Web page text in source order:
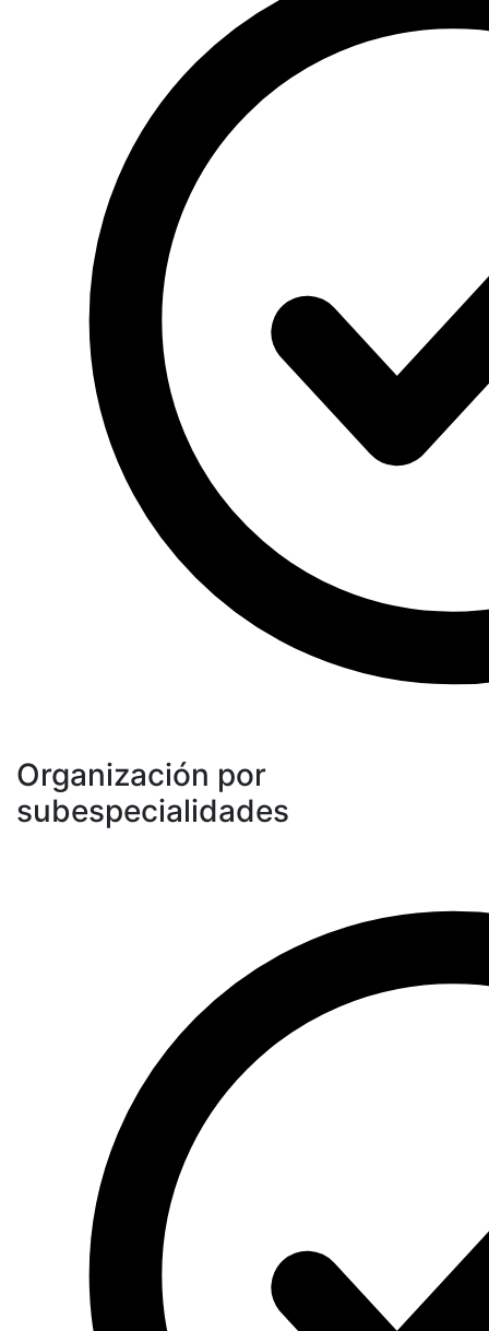
Organización por
subespecialidades